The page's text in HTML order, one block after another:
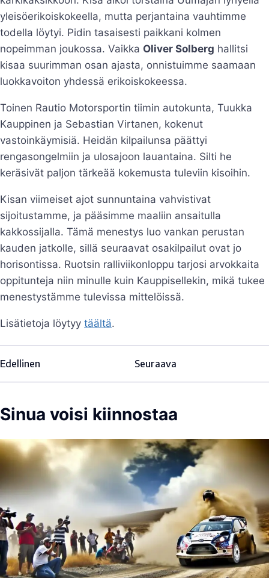
yleisöerikoiskokeella, mutta perjantaina vauhtimme
todella löytyi. Pidin tasaisesti paikkani kolmen
nopeimman joukossa. Vaikka Oliver Solberg hallitsi
kisaa suurimman osan ajasta, onnistuimme saamaan
luokkavoiton yhdessä erikoiskokeessa.
Toinen Rautio Motorsportin tiimin autokunta, Tuukka
Kauppinen ja Sebastian Virtanen, kokenut
vastoinkäymisiä. Heidän kilpailunsa päättyi
rengasongelmiin ja ulosajoon lauantaina. Silti he
keräsivät paljon tärkeää kokemusta tuleviin kisoihin.
Kisan viimeiset ajot sunnuntaina vahvistivat
sijoitustamme, ja pääsimme maaliin ansaitulla
kakkossijalla. Tämä menestys luo vankan perustan
kauden jatkolle, sillä seuraavat osakilpailut ovat jo
horisontissa. Ruotsin ralliviikonloppu tarjosi arvokkaita
oppitunteja niin minulle kuin Kauppisellekin, mikä tukee
menestystämme tulevissa mittelöissä.
Lisätietoja löytyy täältä.
Edellinen Seuraava
Sinua voisi kiinnostaa